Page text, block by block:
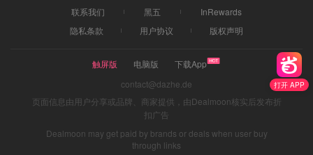
打开 APP
联系我们 黑五
InRewards
隐私条款
用户协议 版权声明
触屏版 电脑版
下载App
contact@dazhe.de
页面信息由用户分享或品牌、商家提供，由Dealmoon核实后发布折
扣广告
Dealmoon may get paid by brands or deals when user buy
through links